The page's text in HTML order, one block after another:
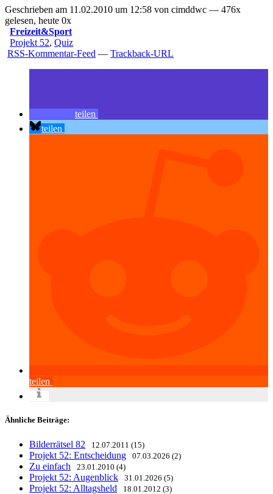
Geschrieben am 11.02.2010 um 12:58 von cimddwc — 476x
gelesen, heute 0x
Freizeit&Sport
Projekt 52, Quiz
RSS-Kommentar-Feed — Trackback-URL
teilen
teilen
teilen
Ähnliche Beiträge:
Bilderrätsel 82 12.07.2011 (15)
Projekt 52: Entscheidung 07.03.2026 (2)
Zu einfach 23.01.2010 (4)
Projekt 52: Augenblick 31.01.2026 (5)
Projekt 52: Alltagsheld 18.01.2012 (3)